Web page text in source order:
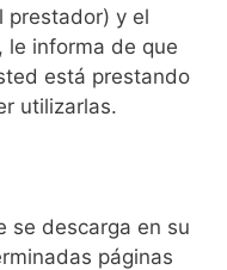
prestador) y el
le informa de que
está prestando
utilizarlas.
se descarga en su
páginas